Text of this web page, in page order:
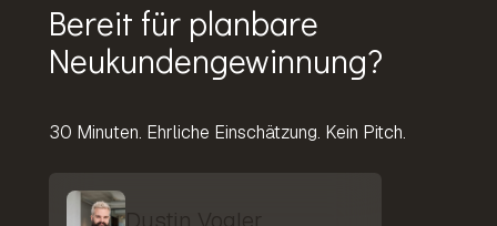
Bereit für planbare
Neukundengewinnung?
30 Minuten. Ehrliche Einschätzung. Kein Pitch.